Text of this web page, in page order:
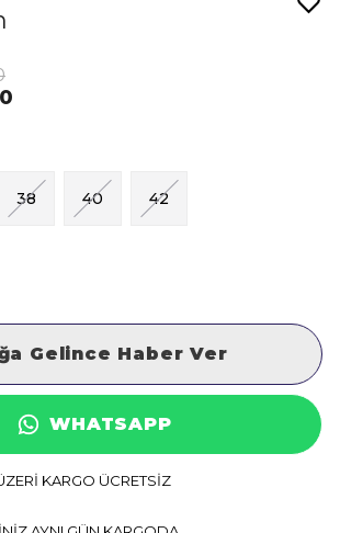
38 40 42
Gelince Haber Ver
WHATSAPP
KARGO ÜCRETSİZ